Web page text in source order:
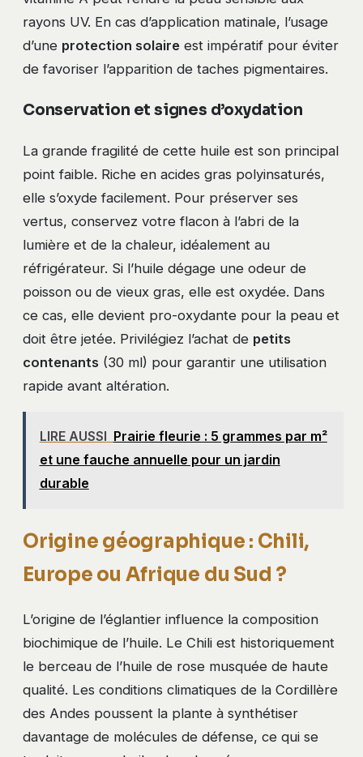
rayons UV. En cas d’application matinale, l’usage
d’une protection solaire est impératif pour éviter
de favoriser l’apparition de taches pigmentaires.
Conservation et signes d’oxydation
La grande fragilité de cette huile est son principal
point faible. Riche en acides gras polyinsaturés,
elle s’oxyde facilement. Pour préserver ses
vertus, conservez votre flacon à l’abri de la
lumière et de la chaleur, idéalement au
réfrigérateur. Si l’huile dégage une odeur de
poisson ou de vieux gras, elle est oxydée. Dans
ce cas, elle devient pro-oxydante pour la peau et
doit être jetée. Privilégiez l’achat de petits
contenants (30 ml) pour garantir une utilisation
rapide avant altération.
LIRE AUSSI Prairie fleurie : 5 grammes par m²
et une fauche annuelle pour un jardin
durable
Origine géographique : Chili,
Europe ou Afrique du Sud ?
L’origine de l’églantier influence la composition
biochimique de l’huile. Le Chili est historiquement
le berceau de l’huile de rose musquée de haute
qualité. Les conditions climatiques de la Cordillère
des Andes poussent la plante à synthétiser
davantage de molécules de défense, ce qui se